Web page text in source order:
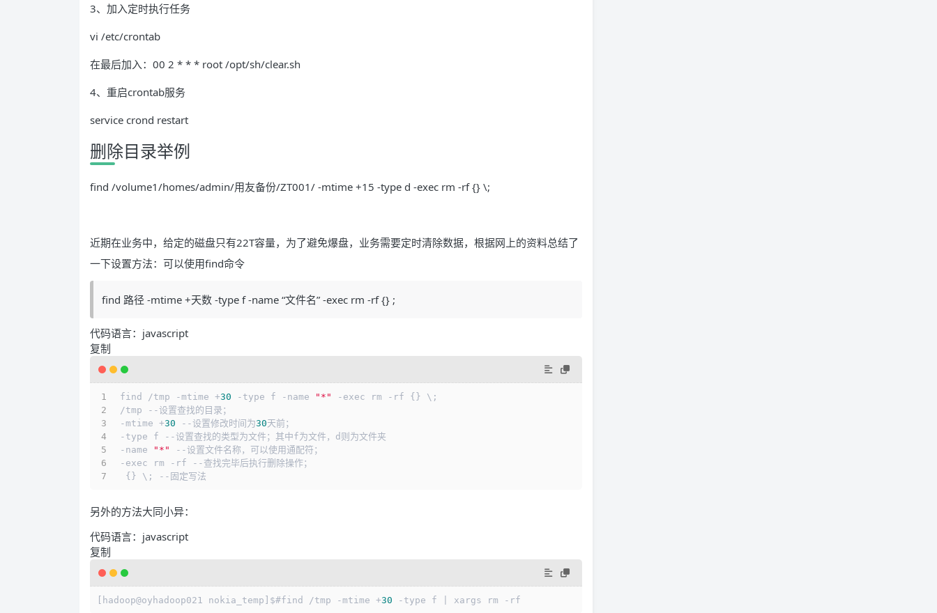
3、加入定时执行任务
vi /etc/crontab
在最后加入：00 2 * * * root /opt/sh/clear.sh
4、重启crontab服务
service crond restart
删除目录举例
find /volume1/homes/admin/用友备份/ZT001/ -mtime +15 -type d -exec rm -rf {} \;
近期在业务中，给定的磁盘只有22T容量，为了避免爆盘，业务需要定时清除数据，根据网上的资料总结了
一下设置方法：可以使用find命令
find 路径 -mtime +天数 -type f -name “文件名” -exec rm -rf {} ;
代码语言： javascript
复制
find /tmp -mtime +30 -type f -name "*"
-exec rm -rf {} \;
/tmp --设置查找的目录；
-mtime +30 --设置修改时间为30天前；
-type f --设置查找的类型为文件；其中f为文件，d则为文件夹
-name
"*"
--设置文件名称，可以使用通配符；
-exec rm -rf --查找完毕后执行删除操作；
{} \; --固定写法
另外的方法大同小异：
代码语言： javascript
复制
[hadoop@oyhadoop021 nokia_temp]$#find /tmp -mtime +30 -type f | xargs rm -rf